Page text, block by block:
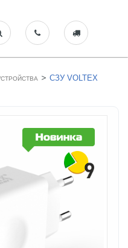
> СЗУ VOLTEX